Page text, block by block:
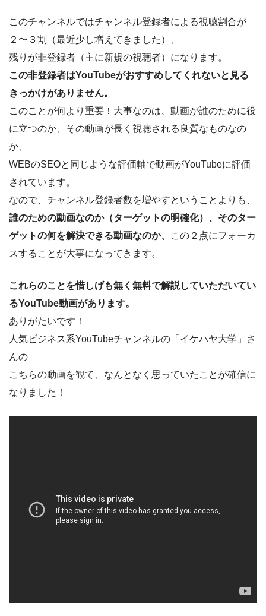
このチャンネルではチャンネル登録者による視聴割合が
２〜３割（最近少し増えてきました）、
残りが非登録者（主に新規の視聴者）になります。
この非登録者はYouTubeがおすすめしてくれないと見る
きっかけがありません。
このことが何より重要！大事なのは、動画が誰のために役
に立つのか、その動画が長く視聴される良質なものなの
か、
WEBのSEOと同じような評価軸で動画がYouTubeに評価
されています。
なので、チャンネル登録者数を増やすということよりも、
誰のための動画なのか（ターゲットの明確化）、そのター
ゲットの何を解決できる動画なのか、
この２点にフォーカ
スすることが大事になってきます。
これらのことを惜しげも無く無料で解説していただいてい
るYouTube動画があります。
ありがたいです！
人気ビジネス系YouTubeチャンネルの「イケハヤ大学」さ
んの
こちらの動画を観て、なんとなく思っていたことが確信に
なりました！